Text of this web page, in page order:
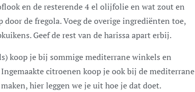
en de resterende 4 el olijfolie en wat zout en
door de fregola. Voeg de overige ingrediënten toe,
Geef de rest van de harissa apart erbij.
koop je bij sommige mediterrane winkels en
citroenen koop je ook bij de mediterrane
hier leggen we je uit hoe je dat doet.